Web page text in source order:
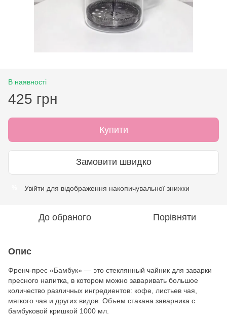
В наявності
425 грн
Купити
Замовити швидко
Увійти для відображення накопичувальної знижки
До обраного Порівняти
Опис
Френч-прес «Бамбук» — это стеклянный чайник для заварки
пресного напитка, в котором можно заваривать большое
количество различных ингредиентов: кофе, листьев чая,
мягкого чая и других видов. Объем стакана заварника с
бамбуковой кришкой 1000 мл.